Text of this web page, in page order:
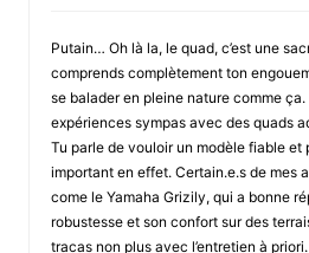
Putain… Oh là la, le quad, c’est une
comprends complètement ton
se balader en pleine nature comme ça.
expériences sympas avec des quads
Tu parle de vouloir un modèle fiable et
important en effet. Certain.e.s de mes
come le Yamaha Grizily, qui a bonne
robustesse et son confort sur des
tracas non plus avec l’entretien à